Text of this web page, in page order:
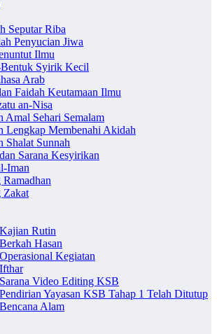
Seputar Riba
Penyucian Jiwa
Ilmu
Syirik Kecil
Arab
Faidah Keutamaan Ilmu
an-Nisa
Amal Sehari Semalam
Lengkap Membenahi Akidah
Shalat Sunnah
Sarana Kesyirikan
Iman
Ramadhan
Zakat
Rutin
Hasan
Kegiatan
Video Editing KSB
Yayasan KSB Tahap 1 Telah Ditutup
Alam